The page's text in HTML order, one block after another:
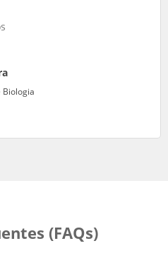
Biologia
(FAQs)